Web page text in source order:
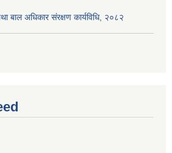
बाल अधिकार संरक्षण कार्यविधि, २०८२